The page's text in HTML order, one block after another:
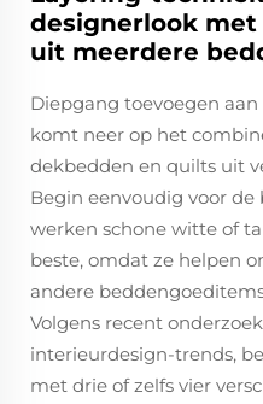
designerlook
uit meerdere
Diepgang toevoegen
komt neer op het
dekbedden en quilts uit
Begin eenvoudig voor
werken schone witte of
beste, omdat ze helpen
andere
Volgens recent
interieurdesign-trends,
met drie of zelfs vier